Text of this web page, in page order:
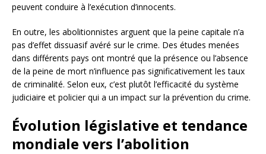
peuvent conduire à l’exécution d’innocents.
En outre, les abolitionnistes arguent que la peine capitale n’a
pas d’effet dissuasif avéré sur le crime. Des études menées
dans différents pays ont montré que la présence ou l’absence
de la peine de mort n’influence pas significativement les taux
de criminalité. Selon eux, c’est plutôt l’efficacité du système
judiciaire et policier qui a un impact sur la prévention du crime.
Évolution législative et tendance
mondiale vers l’abolition